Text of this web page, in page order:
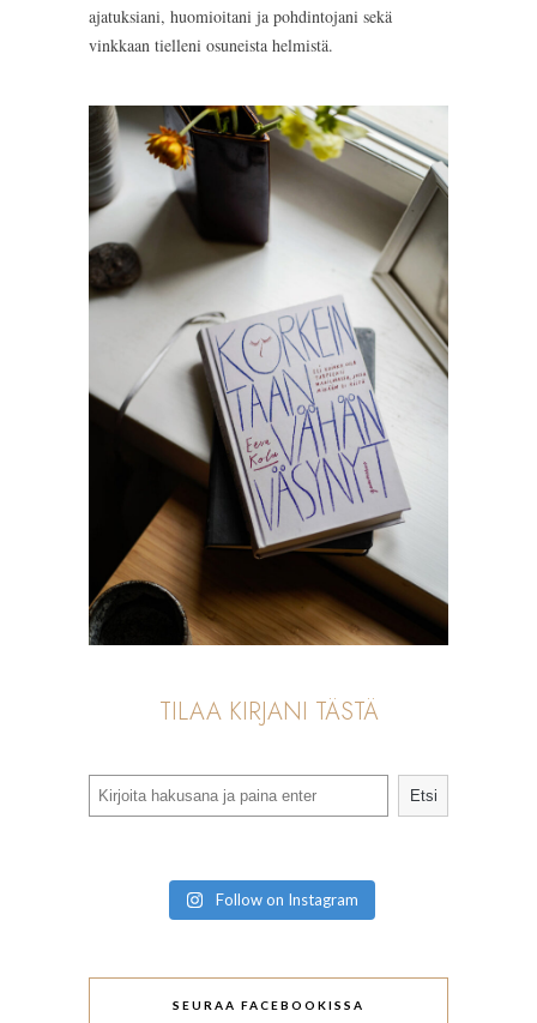
ajatuksiani, huomioitani ja pohdintojani sekä
vinkkaan tielleni osuneista helmistä.
TILAA KIRJANI TÄSTÄ
Etsi
Follow on Instagram
SEURAA FACEBOOKISSA